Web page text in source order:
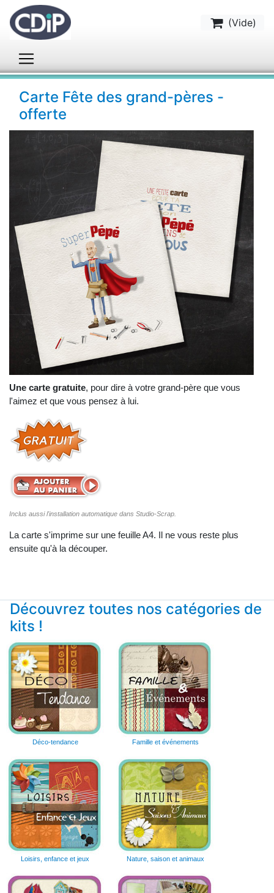
(Vide)
Carte Fête des grand-pères -
offerte
Une carte gratuite, pour dire à votre grand-père que vous
l'aimez et que vous pensez à lui.
Inclus aussi l'installation automatique dans Studio-Scrap.
La carte s'imprime sur une feuille A4. Il ne vous reste plus
ensuite qu'à la découper.
Découvrez toutes nos catégories de
kits !
Déco-tendance Famille et événements
Loisirs, enfance et jeux Nature, saison et animaux